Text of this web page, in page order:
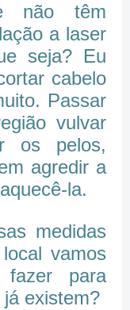
não têm
a laser
seja? Eu
cabelo
Passar
vulvar
os pelos,
agredir a
la.
medidas
vamos
para
existem?